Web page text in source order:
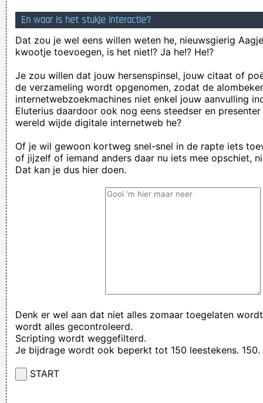
En waar is het stukje interactie?
Dat zou je wel eens willen weten he, nieuwsgierig
kwootje toevoegen, is het niet!? Ja he!? He!?
Je zou willen dat jouw hersenspinsel, jouw citaat of
de verzameling wordt opgenomen, zodat de
internetwebzoekmachines niet enkel jouw aanvulling
Eluterius daardoor ook nog eens steedser en
wereld wijde digitale internetweb he?
Of je wil gewoon kortweg snel-snel in de rapte iets
of jijzelf of iemand anders daar nu iets mee opschiet,
Dat kan je dus hier doen.
Denk er wel aan dat niet alles zomaar toegelaten
wordt alles gecontroleerd.
Scripting wordt weggefilterd.
Je bijdrage wordt ook beperkt tot 150 leestekens. 150.
START